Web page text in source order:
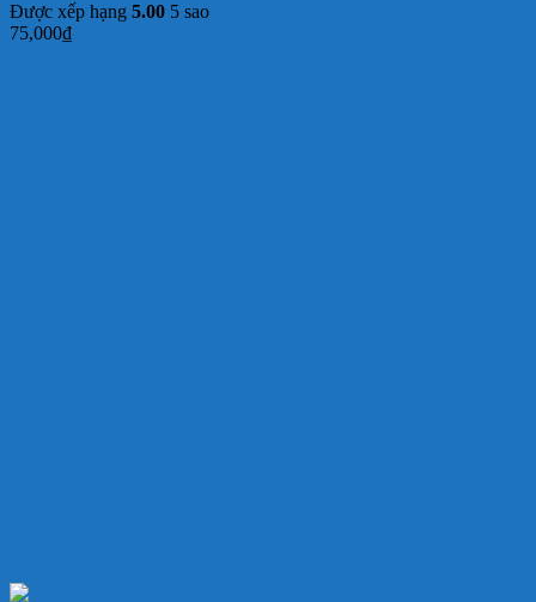
Được xếp hạng 5.00 5 sao
75,000₫